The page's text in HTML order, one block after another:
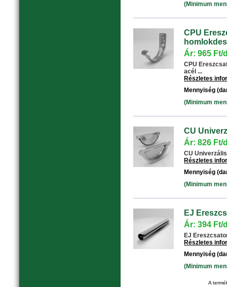
(Minimum
CPU
Ár: 965 Ft/
CPU
acél ...
Részletes
Mennyiség
(Minimum
CU
Ár: 826 Ft/
CU
Részletes
Mennyiség
(Minimum
EJ
Ár: 394 Ft/
EJ
Részletes
Mennyiség
(Minimum
A